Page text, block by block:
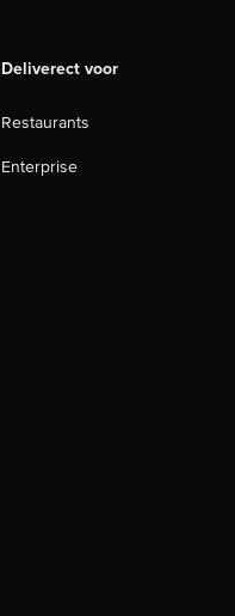
Deliverect voor
Restaurants
Enterprise